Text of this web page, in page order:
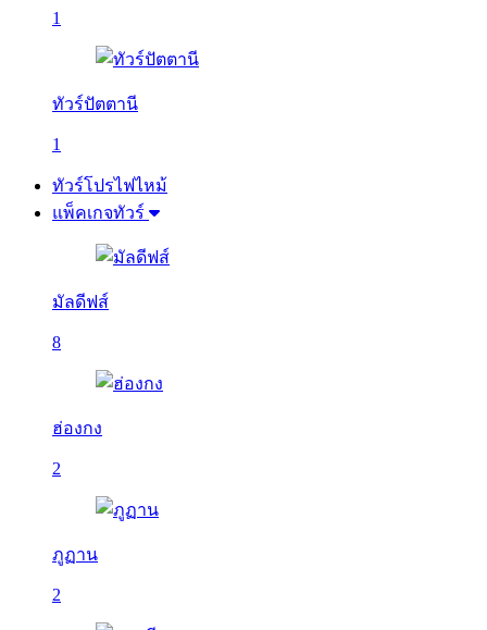
1
ทัวร์ปัตตานี
1
ทัวร์โปรไฟไหม้
แพ็คเกจทัวร์
มัลดีฟส์
8
ฮ่องกง
2
ภูฏาน
2